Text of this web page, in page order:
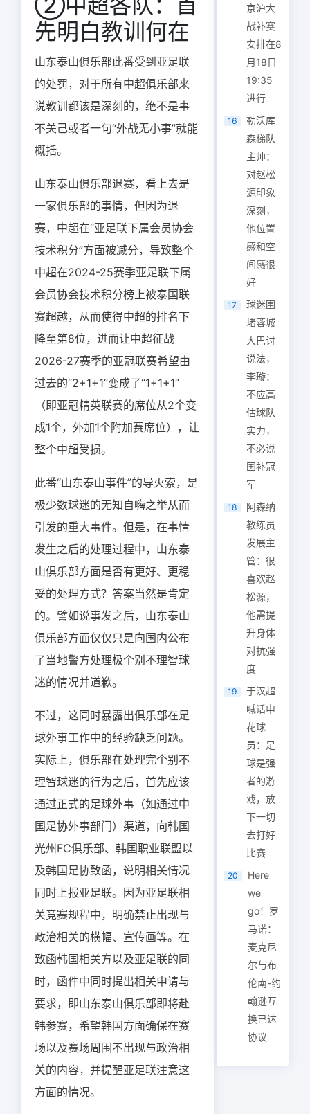
先明白教训何在
山东泰山俱乐部此番受到亚足联
的处罚，对于所有中超俱乐部来
说教训都该是深刻的，绝不是事
不关己或者一句“外战无小事”就能
概括。
山东泰山俱乐部退赛，看上去是
一家俱乐部的事情，但因为退
赛，中超在“亚足联下属会员协会
技术积分”方面被减分，导致整个
中超在2024-25赛季亚足联下属
会员协会技术积分榜上被泰国联
赛超越，从而使得中超的排名下
降至第8位，进而让中超征战
2026-27赛季的亚冠联赛希望由
过去的“2+1+1”变成了“1+1+1”
（即亚冠精英联赛的席位从2个变
成1个，外加1个附加赛席位），让
整个中超受损。
此番“山东泰山事件”的导火索，是
极少数球迷的无知自嗨之举从而
引发的重大事件。但是，在事情
发生之后的处理过程中，山东泰
山俱乐部方面是否有更好、更稳
妥的处理方式？答案当然是肯定
的。譬如说事发之后，山东泰山
俱乐部方面仅仅只是向国内公布
了当地警方处理极个别不理智球
迷的情况并道歉。
不过，这同时暴露出俱乐部在足
球外事工作中的经验缺乏问题。
实际上，俱乐部在处理完个别不
理智球迷的行为之后，首先应该
通过正式的足球外事（如通过中
国足协外事部门）渠道，向韩国
光州FC俱乐部、韩国职业联盟以
及韩国足协致函，说明相关情况
同时上报亚足联。因为亚足联相
关竞赛规程中，明确禁止出现与
政治相关的横幅、宣传画等。在
致函韩国相关方以及亚足联的同
时，函件中同时提出相关申请与
要求，即山东泰山俱乐部即将赴
韩参赛，希望韩国方面确保在赛
场以及赛场周围不出现与政治相
关的内容，并提醒亚足联注意这
方面的情况。
京沪大
战补赛
安排在8
月18日
19:35
进行
16
勒沃库
森梯队
主帅：
对赵松
源印象
深刻，
他位置
感和空
间感很
好
17
球迷围
堵蓉城
大巴讨
说法，
李璇：
不应高
估球队
实力，
不必说
国补冠
军
18
阿森纳
教练员
发展主
管：很
喜欢赵
松源，
他需提
升身体
对抗强
度
19
于汉超
喊话申
花球
员：足
球是强
者的游
戏，放
下一切
去打好
比赛
20
Here
we
go！罗
马诺：
麦克尼
尔与布
伦南-约
翰逊互
换已达
协议